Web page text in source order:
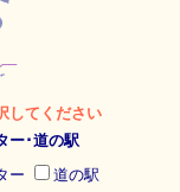
してください
ー･道の駅
ー
道の駅